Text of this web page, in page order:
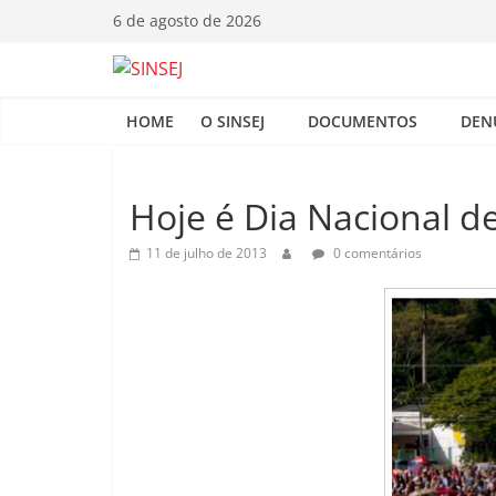
6 de agosto de 2026
S
N
S
HOME O SINSEJ DOCUMENTOS
Hoje é Dia Nacional
11 de julho de 2013 0 comentários